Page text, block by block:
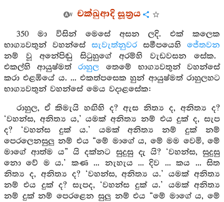
චක්ඛුආදි සූත්‍රය
350 මා විසින් මෙසේ අසන ලදි. එක් කලෙක
භාග්‍යවතුන් වහන්සේ සැවැත්නුවරසමීපයෙහි ජේතවන
නම් වූ අනේපිඬු සිටුහුගේ අරම්හි වැඩවසන සේක.
එකල්හි ආයුෂ්මත්රාහුල තෙමේ භාග්‍යවතුන් වහන්සේ
කරා එළඹියේ ය. ... එකත්පසෙක හුන් ආයුෂ්මත් රාහුලහට
භාග්‍යවතුන් වහන්සේ මෙය වදාළසේක:
රාහුල, ඒ කිමැයි හඟිහි ද? ඇස නිත්‍ය ද, අනිත්‍ය ද?
‘වහන්ස, අනිත්‍ය ය,’ යමක් අනිත්‍ය නම් එය දුක් ද, සැප
ද? ‘වහන්ස දුක් ය.’ යමක් අනිත්‍ය නම් දුක් නම්
පෙරලෙනසුලු නම් එය “මේ මාගේ ය, මේ මම වෙමි, මේ
මාගේ ආත්ම ය” යි දක්නට සුදුසු දැ යි? ‘වහන්ස, සුදුසු
නො වේ ම ය.’ කණ ... නැහැය ... දිව ... කය ... සිත
නිත්‍ය ද, අනිත්‍ය ද? ‘වහන්ස, අනිත්‍ය ය.’ යමක් අනිත්‍ය
නම් එය දුක් ද? සැපද, ‘වහන්ස දුක් ය.’ යමක් අනිත්‍ය
නම් දුක් නම් පෙරළෙන සුලු නම් එය “මේ මාගේ ය, මේ